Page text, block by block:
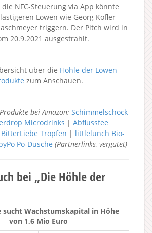
NFC-Steuerung via App könnte
Löwen wie Georg Kofler
triggern. Der Pitch wird in
20.9.2021 ausgestrahlt.
über die Höhle der Löwen
zum Anschauen.
bei Amazon: Schimmelschock
Microdrinks | Abflussfee
BitterLiebe Tropfen | littlelunch Bio-
Po-Dusche (Partnerlinks, vergütet)
bei „Die Höhle der
sucht Wachstumskapital in Höhe
von 1,6 Mio Euro